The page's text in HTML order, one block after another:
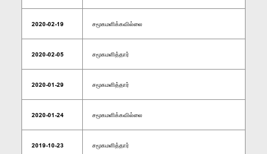
2020-02-19 சமூகமளிக்கவில்லை
2020-02-05 சமூகமளித்தார்
2020-01-29 சமூகமளித்தார்
2020-01-24 சமூகமளிக்கவில்லை
2019-10-23 சமூகமளித்தார்